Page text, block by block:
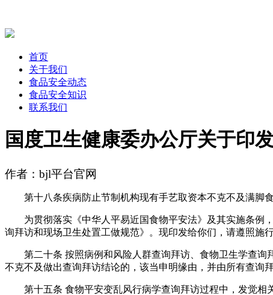
首页
关于我们
食品安全动态
食品安全知识
联系我们
国度卫生健康委办公厅关于印
作者：bjl平台官网
第十八条疾病防止节制机构现有手艺取资本不克不及满脚食
为贯彻落实《中华人平易近国食物平安法》及其实施条例，
询拜访和现场卫生处置工做规范》。现印发给你们，请遵照施行
第二十条 按照病例和风险人群查询拜访、食物卫生学查询
不克不及做出查询拜访结论的，该当申明缘由，并由所有查询拜
第十五条 食物平安变乱风行病学查询拜访过程中，发觉相